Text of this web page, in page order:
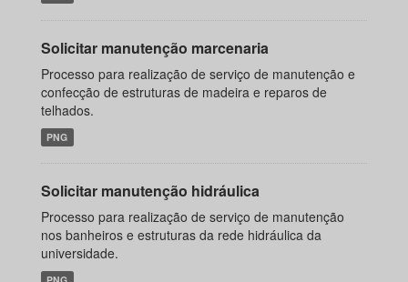
Solicitar manutenção marcenaria
Processo para realização de serviço de manutenção e
confecção de estruturas de madeira e reparos de
telhados.
PNG
Solicitar manutenção hidráulica
Processo para realização de serviço de manutenção
nos banheiros e estruturas da rede hidráulica da
universidade.